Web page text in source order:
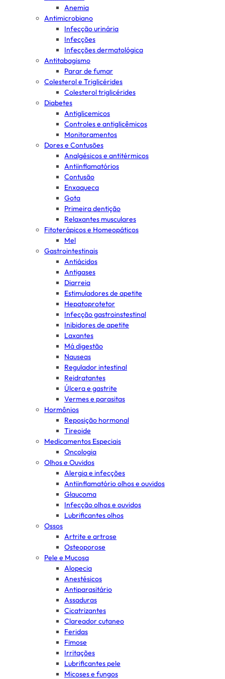
Anemia
Antimicrobiano
Infecção urinária
Infecções
Infecções dermatológica
Antitabagismo
Parar de fumar
Colesterol e Triglicérides
Colesterol triglicérides
Diabetes
Antiglicemicos
Controles e antiglicêmicos
Monitoramentos
Dores e Contusões
Analgésicos e antitérmicos
Antiinflamatórios
Contusão
Enxaqueca
Gota
Primeira dentição
Relaxantes musculares
Fitoterápicos e Homeopáticos
Mel
Gastrointestinais
Antiácidos
Antigases
Diarreia
Estimuladores de apetite
Hepatoprotetor
Infecção gastroinstestinal
Inibidores de apetite
Laxantes
Má digestão
Nauseas
Regulador intestinal
Reidratantes
Úlcera e gastrite
Vermes e parasitas
Hormônios
Reposição hormonal
Tireoide
Medicamentos Especiais
Oncologia
Olhos e Ouvidos
Alergia e infecções
Antiinflamatório olhos e ouvidos
Glaucoma
Infecção olhos e ouvidos
Lubrificantes olhos
Ossos
Artrite e artrose
Osteoporose
Pele e Mucosa
Alopecia
Anestésicos
Antiparasitário
Assaduras
Cicatrizantes
Clareador cutaneo
Feridas
Fimose
Irritações
Lubrificantes pele
Micoses e fungos